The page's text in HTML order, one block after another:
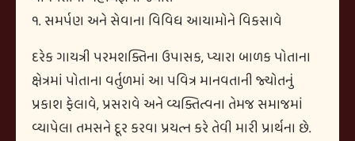
૧. સમર્પણ અને સેવાના વિવિધ આયામોને વિકસાવે
દરેક ગાયત્રી પરમશક્તિના ઉપાસક, પ્યારા બાળક પોતાના
ક્ષેત્રમાં પોતાના વર્તુળમાં આ પવિત્ર માનવતાની જ્યોતનું
પ્રકાશ ફેલાવે, પ્રસરાવે અને વ્યક્તિત્વના તેમજ સમાજમાં
વ્યાપેલા તમસને દૂર કરવા પ્રયત્ન કરે તેવી મારી પ્રાર્થના છે.